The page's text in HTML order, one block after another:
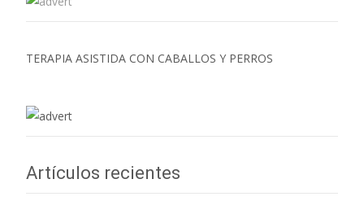
TERAPIA ASISTIDA CON CABALLOS Y PERROS
Artículos recientes